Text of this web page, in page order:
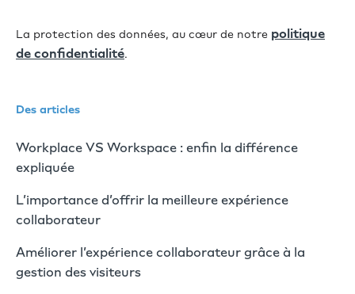
La protection des données, au cœur de notre politique
de confidentialité.
Des articles
Workplace VS Workspace : enfin la différence
expliquée
L’importance d’offrir la meilleure expérience
collaborateur
Améliorer l’expérience collaborateur grâce à la
gestion des visiteurs